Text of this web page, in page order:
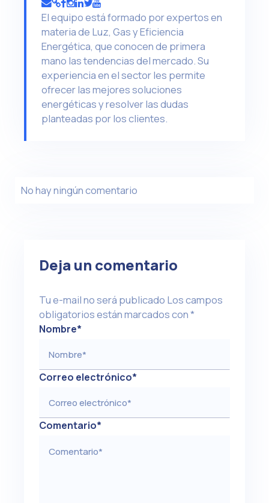
El equipo está formado por expertos en
materia de Luz, Gas y Eficiencia
Energética, que conocen de primera
mano las tendencias del mercado. Su
experiencia en el sector les permite
ofrecer las mejores soluciones
energéticas y resolver las dudas
planteadas por los clientes.
No hay ningún comentario
Deja un comentario
Tu e-mail no será publicado Los campos
obligatorios están marcados con*
Nombre*
Correo electrónico*
Comentario*